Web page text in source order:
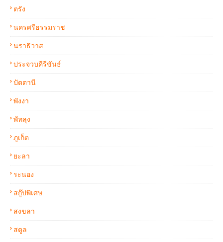
ตรัง
นครศรีธรรมราช
นราธิวาส
ประจวบคีรีขันธ์
ปัตตานี
พังงา
พัทลุง
ภูเก็ต
ยะลา
ระนอง
สกู๊ปพิเศษ
สงขลา
สตูล